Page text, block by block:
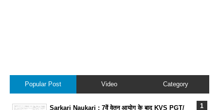
Popular Post Video Category
Sarkari Naukari : 7वें वेतन आयोग के बाद KVS PGT/